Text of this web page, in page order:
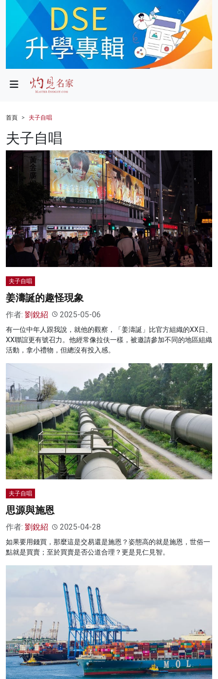
政局
財經
生活
健康
商業
科技
影片
名家榜
灼見活動
首頁 夫子自唱
夫子自唱
夫子自唱
姜濤誕的趣怪現象
作者: 劉銳紹 2025-05-06
有一位中年人跟我說，就他的觀察，「姜濤誕」比官方組織的XX日、
XX聯誼更有號召力。他經常像拉伕一樣，被邀請參加不同的地區組織
活動，拿小禮物，但總沒有投入感。
夫子自唱
思源與施恩
作者: 劉銳紹 2025-04-28
如果要用錢買，那麼這是交易還是施恩？姿態高的就是施恩，世俗一
點就是買賣；至於買賣是否公道合理？更是見仁見智。